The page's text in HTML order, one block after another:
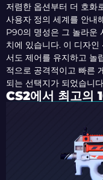
저렴한 옵션부터 더 호화
사용자 정의 세계를 안내
P90의 명성은 그 놀라운
치에 있습니다. 이 디자
서도 제어를 유지하고 놀
적으로 공격적이고 빠른
되는 선택지가 되었습니
CS2에서 최고의